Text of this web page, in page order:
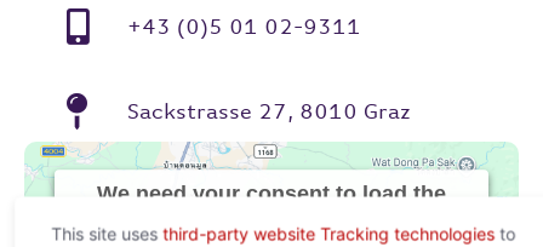
+43 (0)5 01 02-9311
Sackstrasse 27, 8010 Graz
We need your consent to load the
This site uses third-party website Tracking technologiesto